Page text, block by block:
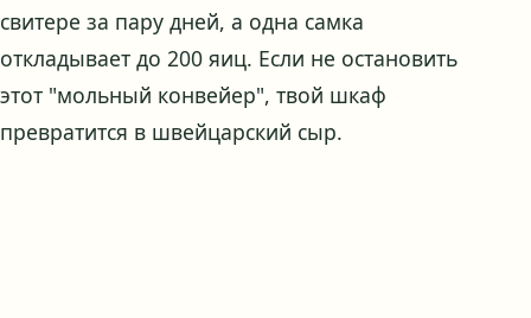
свитере за пару дней, а одна самка
откладывает до 200 яиц. Если не остановить
этот "мольный конвейер", твой шкаф
превратится в швейцарский сыр.